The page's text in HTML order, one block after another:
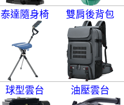
泰達隨身椅 雙肩後背包
球型雲台 油壓雲台